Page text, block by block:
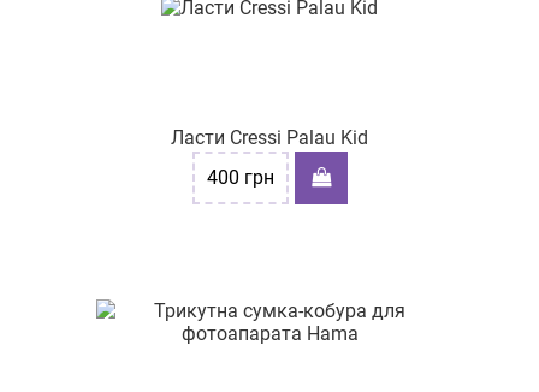
Ласти Cressi Palau Kid
400 грн